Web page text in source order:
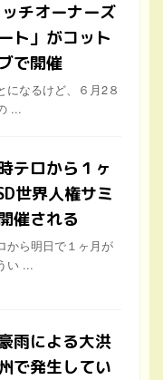
チオーナーズ
ト」がコット
で開催
になるけど、６月2８
...
テロから１ヶ
世界人権サミ
催される
から明日で１ヶ月が
い ...
雨による大洪
で発生してい